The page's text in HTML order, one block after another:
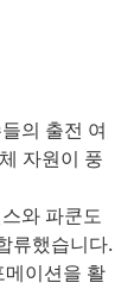
의 출전 여
자원이 풍
와 파쿤도
류했습니다.
메이션을 활